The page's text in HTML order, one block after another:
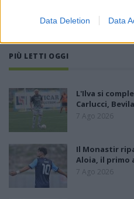
Data Deletion Data
PIÙ LETTI OGGI
L'Ilva si
Carlucci,
7 Ago 2026
Il Monastir
Aloia, il primo
7 Ago 2026